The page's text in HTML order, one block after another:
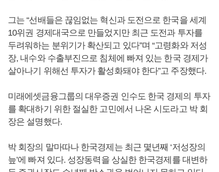
그는 “선배들은 끊임없는 혁신과 도전으로 한국을 세계
10위권 경제대국으로 만들었지만 최근 도전과 투자를
두려워하는 분위기가 확산되고 있다”며 “고령화와 저성
장, 내수와 수출부진으로 침체에 빠져 있는 한국 경제가
살아나기 위해선 투자가 활성화돼야 한다”고 주장했다.
미래에셋금융그룹의 대우증권 인수도 한국 경제의 투자
를 확대하기 위한 절실한 고민에서 나온 시도라고 박 회
장은 설명했다.
박 회장의 말마따나 한국경제는 최근 몇년째 ‘저성장의
늪’에 빠져 있다. 성장동력을 상실한 한국경제를 대변하